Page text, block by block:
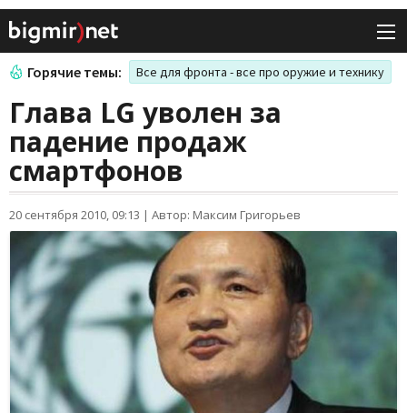
Горячие темы: Все для фронта - все про оружие и технику
Глава LG уволен за
падение продаж
смартфонов
20 сентября 2010, 09:13 | Автор: Максим Григорьев